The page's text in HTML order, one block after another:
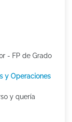
- FP de Grado
y Operaciones
y quería